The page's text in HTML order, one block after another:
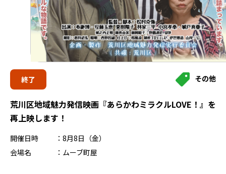
終了 その他
荒川区地域魅力発信映画『あらかわミラクルLOVE！』を
再上映します！
開催日時
8月8日（金）
会場名
ムーブ町屋